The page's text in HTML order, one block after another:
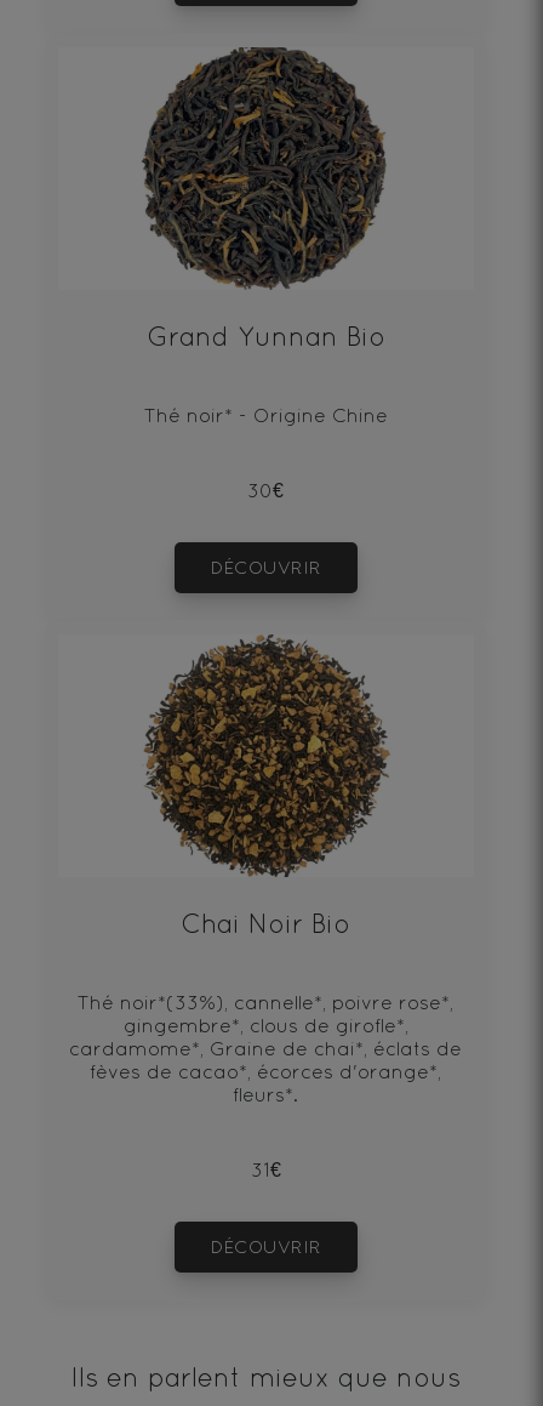
Grand Yunnan Bio
Thé noir* - Origine Chine
30€
DÉCOUVRIR
Chai Noir Bio
Thé noir*(33%), cannelle*, poivre rose*,
gingembre*, clous de girofle*,
cardamome*, Graine de chai*, éclats de
fèves de cacao*, écorces d'orange*,
fleurs*.
31€
DÉCOUVRIR
Ils en parlent mieux que nous